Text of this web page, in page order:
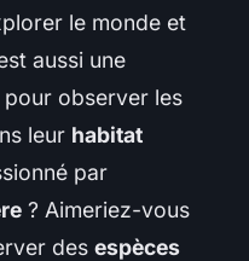
le monde et
aussi une
observer les
leur habitat
par
? Aimeriez-vous
des espèces